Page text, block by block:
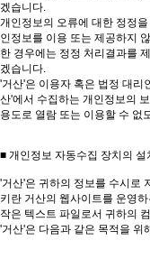
겠습니다.
개인정보의 오류에 대한 정정
인정보를 이용 또는 제공하지
한 경우에는 정정 처리결과를
겠습니다.
'거산'은 이용자 혹은 법정 대리
산'에서 수집하는 개인정보의
용도로 열람 또는 이용할 수 없
■ 개인정보 자동수집 장치의
'거산'은 귀하의 정보를 수시로
키란 거산의 웹사이트를 운영
작은 텍스트 파일로서 귀하의
'거산'은 다음과 같은 목적을 위